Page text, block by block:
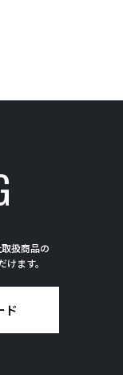
扱商品の
ます。
ド